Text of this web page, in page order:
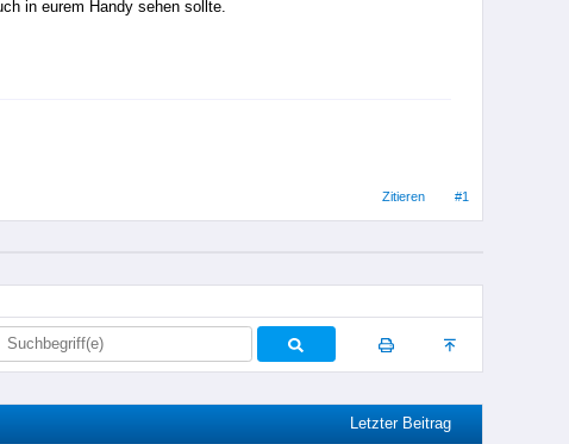
in eurem Handy sehen sollte.
Zitieren #1
Letzter Beitrag